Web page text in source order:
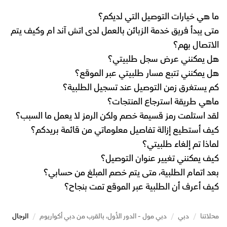
ما هي خيارات التوصيل التي لديكم؟
متى يبدأ فريق خدمة الزبائن بالعمل لدى اتش آند ام وكيف يتم
الاتصال بهم؟
هل يمكنني عرض سجل طلبيتي؟
هل يمكنني تتبع مسار طلبيتي عبر الموقع؟
كم يستغرق زمن التوصيل عند تسجيل الطلبية؟
ماهي طريقة استرجاع المنتجات؟
لقد استلمت رمز قسيمة خصم ولكن الرمز لا يعمل ما السبب؟
كيف أستطيع إزالة تفاصيل معلوماتي من قائمة بريدكم؟
لماذا تم إلغاء طلبيتي؟
كيف يمكنني تغيير عنوان التوصيل؟
بعد اتمام الطلبية، متى يتم خصم المبلغ من حسابي؟
كيف أعرف أن الطلبية عبر الموقع تمت بنجاح؟
محلاتنا / دبي / دبي مول - الدور الأول، بالقرب من دبي أكواريوم / الرجال